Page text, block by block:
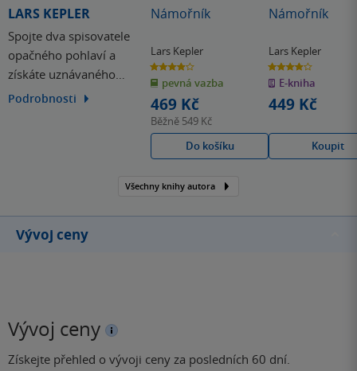
LARS KEPLER
Spojte dva spisovatele
opačného pohlaví a
získáte uznávaného
autora severské krimi.
pseudonymem se totiž
Alexandr Ahndoril a
Alexandra Coelho…
Podrobnosti
Námořník
Lars Kepler
3.9
z
5
hvězdiček
pevná vazba
469 Kč
Běžně 549 Kč
Do košíku
Námořník
Lars Kepler
3.9
z
5
hvězdiček
E-kniha
449 Kč
Koupit
Všechny knihy autora
Vývoj ceny
Vývoj ceny
Získejte přehled o vývoji ceny za posledních 60 dní.